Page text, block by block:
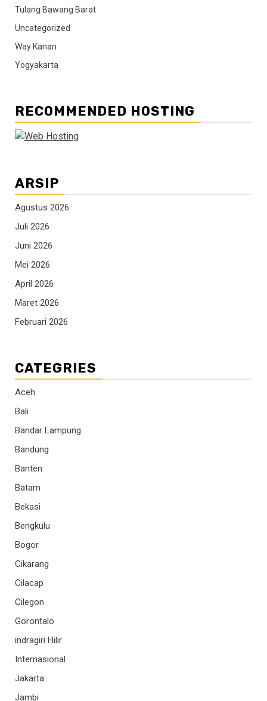
Tulang Bawang Barat
Uncategorized
Way Kanan
Yogyakarta
RECOMMENDED HOSTING
ARSIP
Agustus 2026
Juli 2026
Juni 2026
Mei 2026
April 2026
Maret 2026
Februari 2026
CATEGRIES
Aceh
Bali
Bandar Lampung
Bandung
Banten
Batam
Bekasi
Bengkulu
Bogor
Cikarang
Cilacap
Cilegon
Gorontalo
indragiri Hilir
Internasional
Jakarta
Jambi